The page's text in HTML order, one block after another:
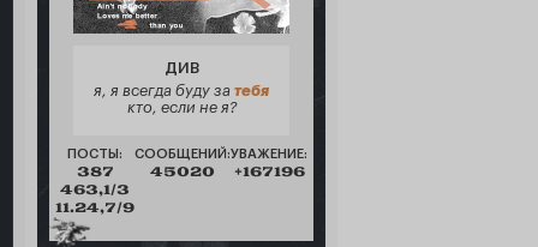
ДИВ
я, я всегда буду за тебя
кто, если не я?
ПОСТЫ:
387
463,1/3
11.24,7/9
СООБЩЕНИЙ:
45020
УВАЖЕНИЕ:
+167196